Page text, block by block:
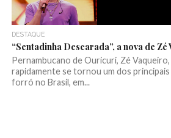
DESTAQUE
“Sentadinha Descarada”, a nova de Zé
Pernambucano de Ouricuri, Zé Vaqueiro,
rapidamente se tornou um dos
forró no Brasil, em...